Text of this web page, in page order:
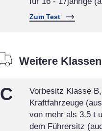
Zum Test
Weitere
C
Vorbesitz Klasse
Kraftfahrzeuge
von mehr als 3,5 t
dem Führersitz